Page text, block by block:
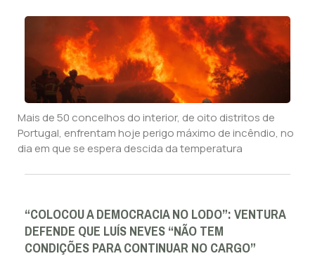
Mais de 50 concelhos do interior, de oito distritos de
Portugal, enfrentam hoje perigo máximo de incêndio, no
dia em que se espera descida da temperatura
“COLOCOU A DEMOCRACIA NO LODO”: VENTURA
DEFENDE QUE LUÍS NEVES “NÃO TEM
CONDIÇÕES PARA CONTINUAR NO CARGO”